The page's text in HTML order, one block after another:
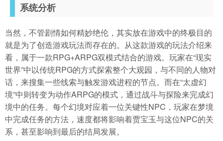
系统分析
当然，不管剧情如何精妙绝伦，其实放在游戏中的终极目的
就是为了创造游戏玩法而存在的。从这款游戏的玩法介绍来
看，属于一款RPG+ARPG双模式结合的游戏。玩家在“现实
世界”中以传统RPG的方式探索整个大观园，与不同的人物对
话，来搜集一些线索与触发游戏进程的节点。而在“太虚幻
境”中则转变为动作ARPG的模式，通过战斗与探险来完成幻
境中的任务。每个幻境对应着一位关键性NPC，玩家在梦境
中完成任务的方法，速度都将影响着贾宝玉与这位NPC的关
系，甚至影响到最后的结局发展。